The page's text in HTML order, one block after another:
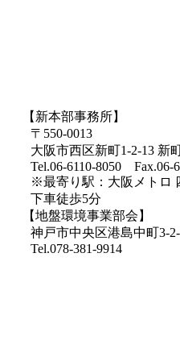
【新本部事務所】
〒550-0013
大阪市西区新町1-2-13 新
Tel.06-6110-8050 Fax.06-
※最寄り駅：大阪メトロ
下車徒歩5分
【地盤環境事業部会】
神戸市中央区港島中町3-
Tel.078-381-9914